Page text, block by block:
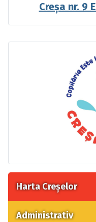
Harta Creșelor
Administrativ
Creșa nr. 9